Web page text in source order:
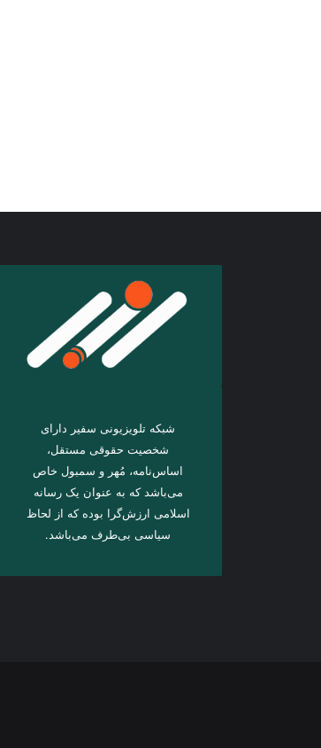
شبکه تلویزیونی سفیر دارای
شخصیت حقوقی مستقل،
اساس‌نامه، مُهر و سمبول خاص
می‌باشد که به عنوان یک رسانه
اسلامی ارزش‌گرا بوده که از لحاظ
سیاسی بی‌طرف می‌باشد.